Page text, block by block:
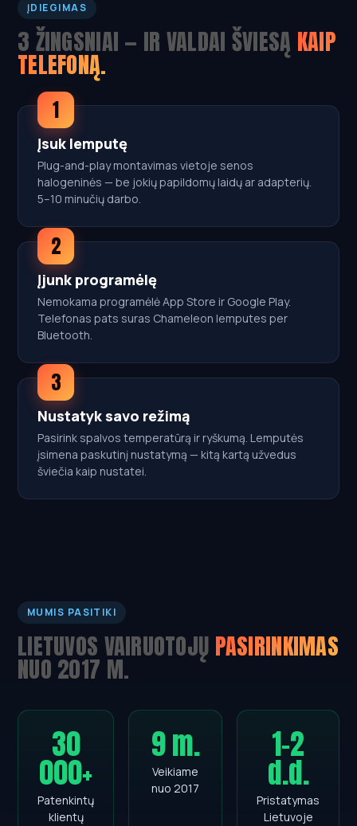
ĮDIEGIMAS
3 ŽINGSNIAI — IR VALDAI ŠVIESĄ KAIP
TELEFONĄ.
1
Įsuk lemputę
Plug-and-play montavimas vietoje senos
halogeninės — be jokių papildomų laidų ar adapterių.
5–10 minučių darbo.
2
Įjunk programėlę
Nemokama programėlė App Store ir Google Play.
Telefonas pats suras Chameleon lemputes per
Bluetooth.
3
Nustatyk savo režimą
Pasirink spalvos temperatūrą ir ryškumą. Lemputės
įsimena paskutinį nustatymą — kitą kartą užvedus
šviečia kaip nustatei.
MUMIS PASITIKI
LIETUVOS VAIRUOTOJŲ PASIRINKIMAS
NUO 2017 M.
30
000+
Patenkintų
klientų
9 m.
Veikiame
nuo 2017
1–2
d.d.
Pristatymas
Lietuvoje